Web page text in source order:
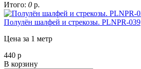
Итого: 0 р.
Полулён шалфей и стрекозы. PLNPR-039
Цена за 1 метр
440 р
В корзину